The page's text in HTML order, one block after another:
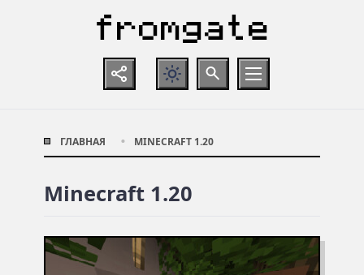
ГЛАВНАЯ MINECRAFT 1.20
Minecraft 1.20